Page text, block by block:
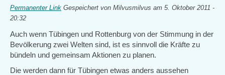
Permanenter Link Gespeichert von Milvusmilvus am 5. Oktober 2011 -
20:32
Auch wenn Tübingen und Rottenburg von der Stimmung in der
Bevölkerung zwei Welten sind, ist es sinnvoll die Kräfte zu
bündeln und gemeinsam Aktionen zu planen.
Die werden dann für Tübingen etwas anders aussehen